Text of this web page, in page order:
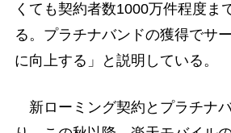
くても契約者数1000万件程度ま
る。プラチナバンドの獲得でサ
に向上する」と説明している。
新ローミング契約とプラチナ